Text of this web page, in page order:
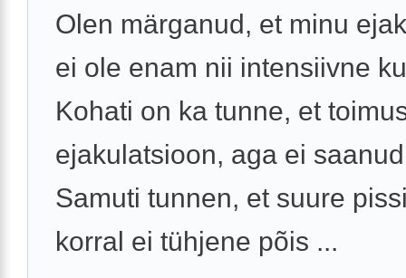
Olen märganud, et minu
ei ole enam nii intensiivne
Kohati on ka tunne, et
ejakulatsioon, aga ei
Samuti tunnen, et suure
korral ei tühjene põis ...